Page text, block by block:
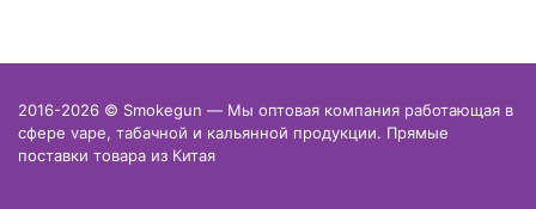
2016-2026 © Smokegun — Мы оптовая компания работающая в
сфере vape, табачной и кальянной продукции. Прямые
поставки товара из Китая